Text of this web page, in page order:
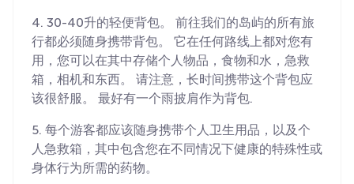
4. 30-40升的轻便背包。 前往我们的岛屿的所有旅
行都必须随身携带背包。 它在任何路线上都对您有
用，您可以在其中存储个人物品，食物和水，急救
箱，相机和东西。 请注意，长时间携带这个背包应
该很舒服。 最好有一个雨披肩作为背包.
5. 每个游客都应该随身携带个人卫生用品，以及个
人急救箱，其中包含您在不同情况下健康的特殊性或
身体行为所需的药物。